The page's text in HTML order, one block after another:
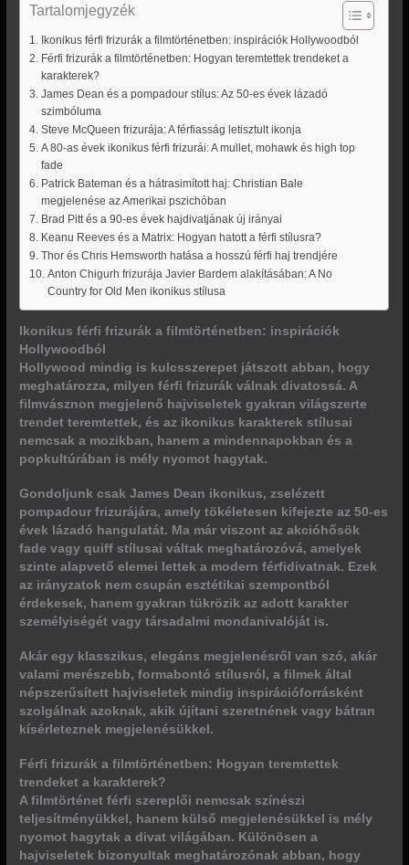
Tartalomjegyzék
Ikonikus férfi frizurák a filmtörténetben: inspirációk Hollywoodból
Férfi frizurák a filmtörténetben: Hogyan teremtettek trendeket a
karakterek?
James Dean és a pompadour stílus: Az 50-es évek lázadó
szimbóluma
Steve McQueen frizurája: A férfiasság letisztult ikonja
A 80-as évek ikonikus férfi frizurái: A mullet, mohawk és high top
fade
Patrick Bateman és a hátrasimított haj: Christian Bale
megjelenése az Amerikai pszichóban
Brad Pitt és a 90-es évek hajdivatjának új irányai
Keanu Reeves és a Matrix: Hogyan hatott a férfi stílusra?
Thor és Chris Hemsworth hatása a hosszú férfi haj trendjére
Anton Chigurh frizurája Javier Bardem alakításában: A No
Country for Old Men ikonikus stílusa
Ikonikus férfi frizurák a filmtörténetben: inspirációk
Hollywoodból
Hollywood mindig is kulcsszerepet játszott abban, hogy
meghatározza, milyen férfi frizurák válnak divatossá. A
filmvásznon megjelenő hajviseletek gyakran világszerte
trendet teremtettek, és az ikonikus karakterek stílusai
nemcsak a mozikban, hanem a mindennapokban és a
popkultúrában is mély nyomot hagytak.
Gondoljunk csakJames Dean ikonikus, zselézett
pompadour frizurájára, amely tökéletesen kifejezte az 50-es
évek lázadó hangulatát. Ma már viszontaz akcióhősök
fade vagy quiff stílusai váltak meghatározóvá, amelyek
szinte alapvető elemei lettek a modern férfidivatnak. Ezek
az irányzatok nem csupán esztétikai szempontból
érdekesek, hanem gyakran tükrözik az adott karakter
személyiségét vagy társadalmi mondanivalóját is.
Akár egy klasszikus, elegáns megjelenésről van szó, akár
valami merészebb, formabontó stílusról,a filmek által
népszerűsített hajviseletek mindig inspirációforrásként
szolgálnak azoknak, akik újítani szeretnének vagy bátran
kísérleteznek megjelenésükkel.
Férfi frizurák a filmtörténetben: Hogyan teremtettek
trendeket a karakterek?
A filmtörténet férfi szereplői nemcsak színészi
teljesítményükkel, hanem külső megjelenésükkel is mély
nyomot hagytak a divat világában. Különösen a
hajviseletek bizonyultak meghatározónak abban, hogy